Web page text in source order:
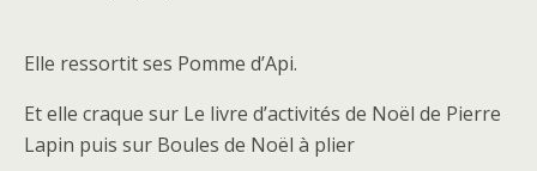
Elle ressortit ses Pomme d’Api.
Et elle craque sur Le livre d’activités de Noël de Pierre
Lapin puis sur Boules de Noël à plier